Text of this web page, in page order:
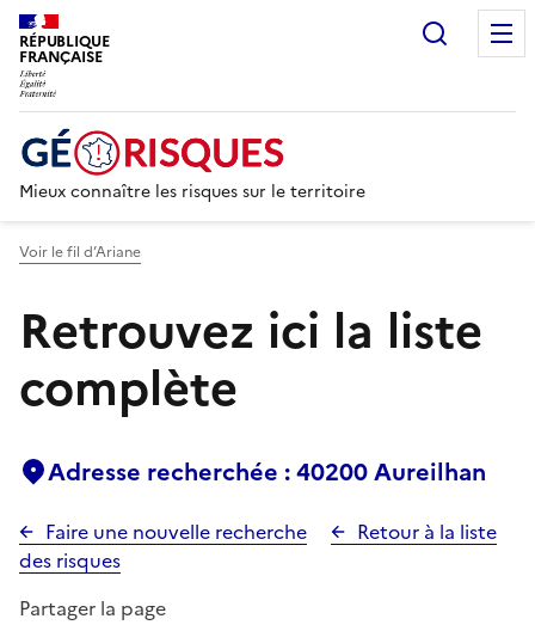
RÉPUBLIQUE
FRANÇAISE
Mieux connaître les risques sur le territoire
Voir le fil d’Ariane
Retrouvez ici la liste
complète
Adresse recherchée : 40200 Aureilhan
Faire une nouvelle recherche
Retour à la liste
des risques
Partager la page